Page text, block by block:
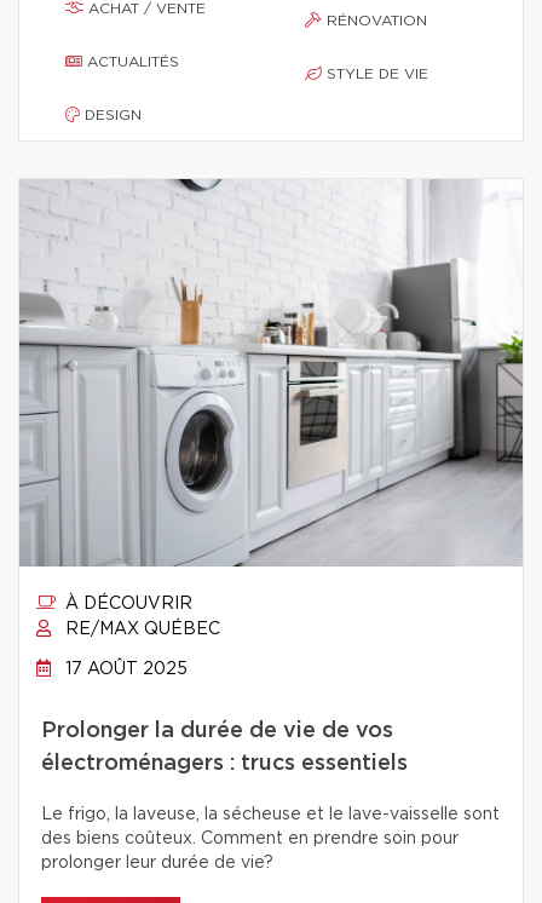
ACHAT / VENTE
ACTUALITÉS
DESIGN
RÉNOVATION
STYLE DE VIE
À DÉCOUVRIR
RE/MAX QUÉBEC
17 AOÛT 2025
Prolonger la durée de vie de vos
électroménagers : trucs essentiels
Le frigo, la laveuse, la sécheuse et le lave-vaisselle sont
des biens coûteux. Comment en prendre soin pour
prolonger leur durée de vie?